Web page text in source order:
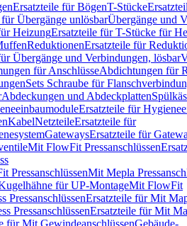
Ersatzteile für BögenT-Stücke
Übergänge unlösbarÜbergänge und
HeizungErsatzteile für T-Stücke für
ReduktionenErsatzteile für
Übergänge und Verbindungen, lösbar
für AnschlüsseAbdichtungen für
Sets Schraube für
Abdeckungen und Abdeckplatten
Ersatzteile für
KabelNetzteileErsatzteile für
GatewaysErsatzteile für
Mit FlowFit Pressanschlüssen
PressanschlüssenMit Mepla
für UP-MontageMit FlowFit
PressanschlüssenErsatzteile für Mit
PressanschlüssenErsatzteile für Mit
für Mit GewindeanschlüssenGebäude-